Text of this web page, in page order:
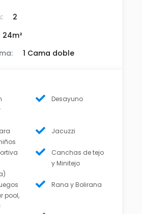
2
24m²
1 Cama doble
Desayuno
Jacuzzi
Canchas de tejo
y Minitejo
pool,
Rana y Bolirana